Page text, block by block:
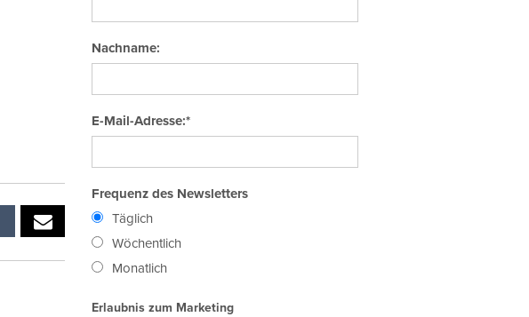
Nachname:
E-Mail-Adresse:*
Frequenz des Newsletters
Täglich
Wöchentlich
Monatlich
Erlaubnis zum Marketing